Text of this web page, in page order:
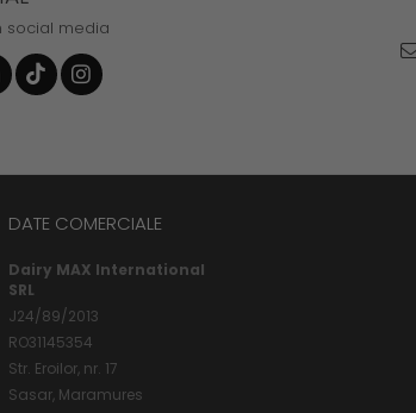
social media
DATE COMERCIALE
Dairy MAX International
SRL
J24/89/2013
RO31145354
Str. Eroilor, nr. 17
Sasar, Maramures